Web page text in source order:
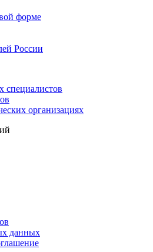
форме
России
специалистов
организациях
данных